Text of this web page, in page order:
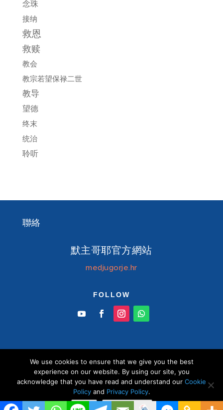
念珠
接纳
救恩
救赎
教会
教宗若望保禄二世
教导
望德
终末
统治
聆听
聯絡
默主哥耶官方網站
medjugorje.hr
FOLLOW
© Information centre "Mir" Medjugorje 2026 默
主哥耶中文官方網站 版權所有
We use cookies to ensure that we give you the best
experience on our website. By using our site, you
acknowledge that you have read and understand our Cookie
Policyand Privacy Policy.
Close
Privacy policy